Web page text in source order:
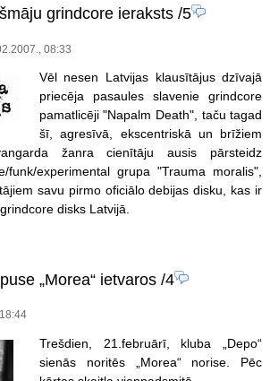
grindcore ieraksts/5
08:33
Vēl nesen Latvijas klausītājus dzīvajā
priecēja pasaules slavenie grindcore
pamatlicēji "Napalm Death", taču tagad
šī, agresīvā, ekscentriskā un brīžiem
žanra cienītāju ausis pārsteidz
funk/experimental grupa "Trauma moralis",
savu pirmo oficiālo debijas disku, kas ir
disks Latvijā.
„Morea“ ietvaros/4
Trešdien, 21.februārī, kluba „Depo“
sienās noritēs „Morea“ norise. Pēc